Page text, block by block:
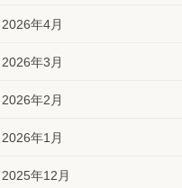
2026年4月
2026年3月
2026年2月
2026年1月
2025年12月